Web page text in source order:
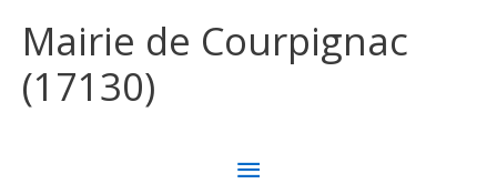
Mairie de Courpignac
(17130)
MENU